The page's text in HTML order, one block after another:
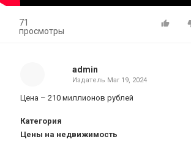
71
просмотры
admin
Издатель Mar 19, 2024
Цена – 210 миллионов рублей
Категория
Цены на недвижимость